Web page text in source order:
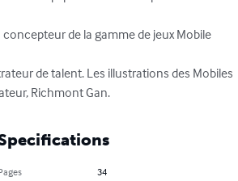
de la gamme de jeux Mobile
de talent. Les illustrations des Mobiles
Richmont Gan.
34